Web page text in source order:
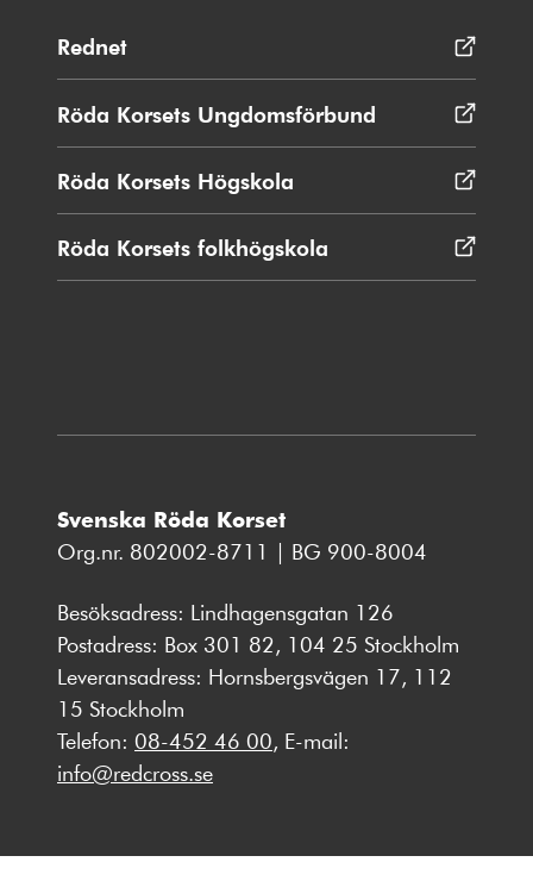
Rednet
i
nytt
fönster
Röda Korsets Ungdomsförbund Öppnas
i
Röda Korsets Högskola
i
nytt
fönster
Röda Korsets folkhögskola
i
Svenska Röda Korset
Org.nr. 802002-8711 | BG 900-8004
Besöksadress: Lindhagensgatan 126
Postadress: Box 301 82, 104 25 Stockholm
Leveransadress: Hornsbergsvägen 17, 112
15 Stockholm
Telefon: 08-452 46 00, E-mail:
info@redcross.se